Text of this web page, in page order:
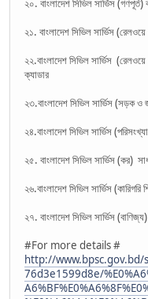
২০. বাংলাদেশ সিভিল সার্ভিস (গণপূর্ত)
২১. বাংলাদেশ সিভিল সার্ভিস
২২.বাংলাদেশ সিভিল সার্ভিস
ক্যাডার
২৩.বাংলাদেশ সিভিল সার্ভিস (সড়ক
২৪.বাংলাদেশ সিভিল সার্ভিস
২৫. বাংলাদেশ সিভিল সার্ভিস (কর)
২৬.বাংলাদেশ সিভিল সার্ভিস
২৭. বাংলাদেশ সিভিল সার্ভিস
#For more details #
http://
76d3e1599d8e/